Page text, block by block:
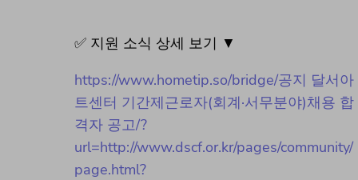
✅ 지원 소식 상세 보기 ▼
https://www.hometip.so/bridge/공지 달서아
트센터 기간제근로자(회계·서무분야)채용 합
격자 공고/?
url=http://www.dscf.or.kr/pages/community/
page.html?